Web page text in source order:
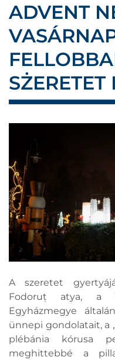
ADVENT
A szeretet
Fodoruț atya, a
Egyházmegye
ünnepi gondolatait, a
plébánia kórusa
meghittebbé a